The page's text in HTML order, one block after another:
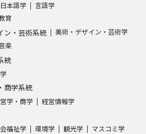
日本語学 言語学
育
ン・芸術系統 美術・デザイン・芸術学
楽
統
商学系統
学・商学 経営情報学
福祉学 環境学 観光学 マスコミ学